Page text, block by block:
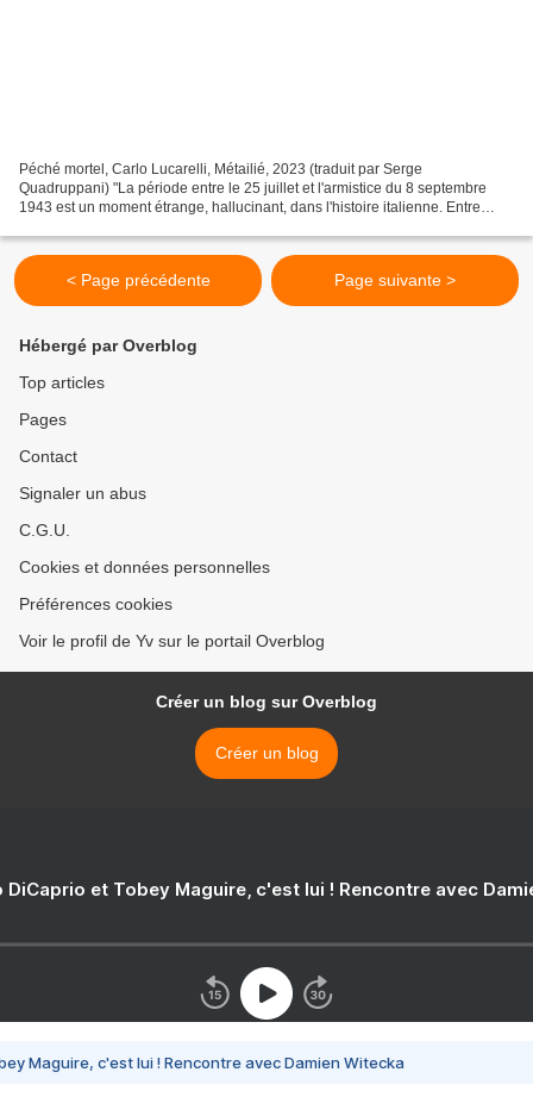
Péché mortel, Carlo Lucarelli, Métailié, 2023 (traduit par Serge
Quadruppani) "La période entre le 25 juillet et l'armistice du 8 septembre
1943 est un moment étrange, hallucinant, dans l'histoire italienne. Entre
< Page précédente Page suivante >
Hébergé par Overblog
Top articles
Pages
Contact
Signaler un abus
C.G.U.
Cookies et données personnelles
Préférences cookies
Voir le profil de Yv sur le portail Overblog
Créer un blog sur Overblog
Créer un blog
DiCaprio et Tobey Maguire, c'est lui ! Rencontre avec
Maguire, c'est lui ! Rencontre avec Damien Witecka